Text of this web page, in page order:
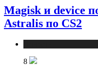
Magisk и device
Astralis по CS2
8